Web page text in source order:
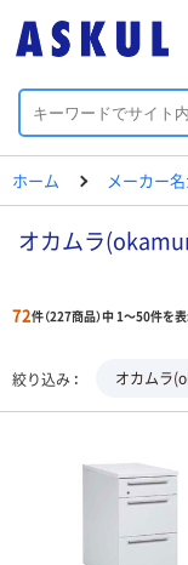
ホーム メーカー名
オカムラ
72件（227商品）中 1～50件を
絞り込み オカムラ